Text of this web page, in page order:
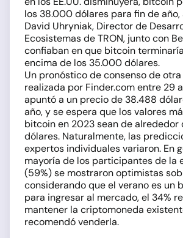
los 38.000 dólares para fin de año,
David Uhryniak, Director de
Ecosistemas de TRON, junto con
confiaban en que bitcoin
encima de los 35.000 dólares.
Un pronóstico de consenso de
realizada por Finder.com entre 29
apuntó a un precio de 38.488
año, y se espera que los valores
bitcoin en 2023 sean de alrededor
dólares. Naturalmente, las
expertos individuales variaron. En
mayoría de los participantes de la
(59%) se mostraron optimistas
considerando que el verano es un
para ingresar al mercado, el 34%
mantener la criptomoneda
recomendó venderla.